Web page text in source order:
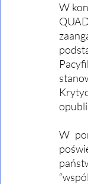
W
W